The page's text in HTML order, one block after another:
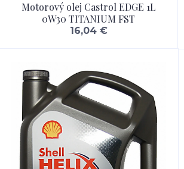
Motorový olej Castrol EDGE 1L
0W30 TITANIUM FST
16,04 €